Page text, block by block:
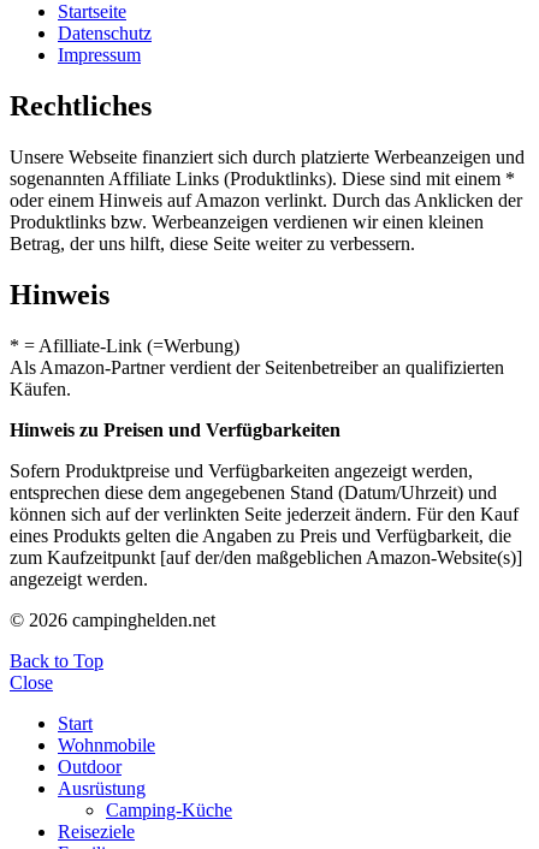
Startseite
Datenschutz
Impressum
Rechtliches
Unsere Webseite finanziert sich durch platzierte Werbeanzeigen und
sogenannten Affiliate Links (Produktlinks). Diese sind mit einem *
oder einem Hinweis auf Amazon verlinkt. Durch das Anklicken der
Produktlinks bzw. Werbeanzeigen verdienen wir einen kleinen
Betrag, der uns hilft, diese Seite weiter zu verbessern.
Hinweis
* = Afilliate-Link (=Werbung)
Als Amazon-Partner verdient der Seitenbetreiber an qualifizierten
Käufen.
Hinweis zu Preisen und Verfügbarkeiten
Sofern Produktpreise und Verfügbarkeiten angezeigt werden,
entsprechen diese dem angegebenen Stand (Datum/Uhrzeit) und
können sich auf der verlinkten Seite jederzeit ändern. Für den Kauf
eines Produkts gelten die Angaben zu Preis und Verfügbarkeit, die
zum Kaufzeitpunkt [auf der/den maßgeblichen Amazon-Website(s)]
angezeigt werden.
© 2026 campinghelden.net
Back to Top
Close
Start
Wohnmobile
Outdoor
Ausrüstung
Camping-Küche
Reiseziele